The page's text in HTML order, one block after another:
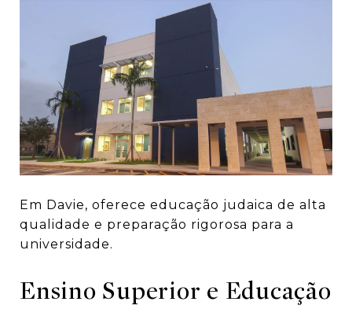
Em Davie, oferece educação judaica de alta
qualidade e preparação rigorosa para a
universidade.
Ensino Superior e Educação